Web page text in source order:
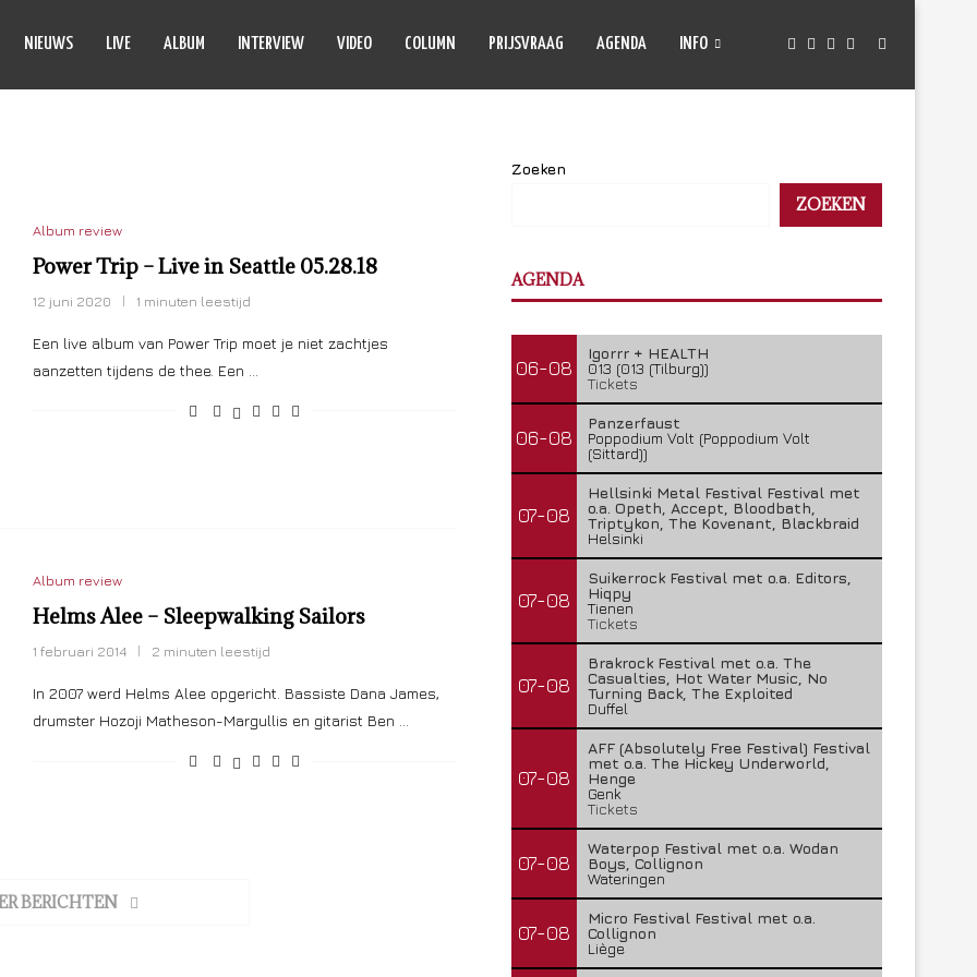
NIEUWS LIVE ALBUM INTERVIEW VIDEO COLUMN PRIJSVRAAG AGENDA INFO
Album review
Power Trip – Live in Seattle 05.28.18
12 juni 2020 1 minuten leestijd
Een live album van Power Trip moet je niet zachtjes
aanzetten tijdens de thee. Een …
Album review
Helms Alee – Sleepwalking Sailors
1 februari 2014 2 minuten leestijd
In 2007 werd Helms Alee opgericht. Bassiste Dana James,
drumster Hozoji Matheson-Margullis en gitarist Ben …
BERICHTEN
Zoeken
ZOEKEN
AGENDA
06-08
Igorrr + HEALTH
013 (013 (Tilburg))
Tickets
06-08
Panzerfaust
Poppodium Volt (Poppodium Volt
(Sittard))
07-08
Hellsinki Metal Festival Festival met
o.a. Opeth, Accept, Bloodbath,
Triptykon, The Kovenant, Blackbraid
Helsinki
07-08
Suikerrock Festival met o.a. Editors,
Hiqpy
Tienen
Tickets
07-08
Brakrock Festival met o.a. The
Casualties, Hot Water Music, No
Turning Back, The Exploited
Duffel
07-08
AFF (Absolutely Free Festival) Festival
met o.a. The Hickey Underworld,
Henge
Genk
Tickets
07-08
Waterpop Festival met o.a. Wodan
Boys, Collignon
Wateringen
07-08
Micro Festival Festival met o.a.
Collignon
Liège